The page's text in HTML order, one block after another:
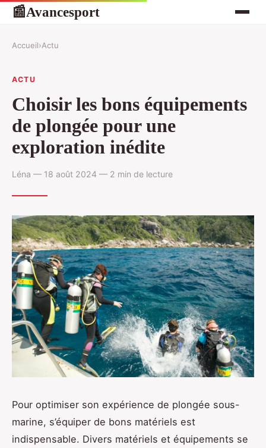
📰Avancesport
Accueil›Actu
ACTU
Choisir les bons équipements
de plongée pour une
exploration inédite
Léna — 18 août 2024 — 2 min de lecture
Pour optimiser son expérience de plongée sous-
marine, s’équiper de bons matériels est
indispensable. Divers matériels et équipements se